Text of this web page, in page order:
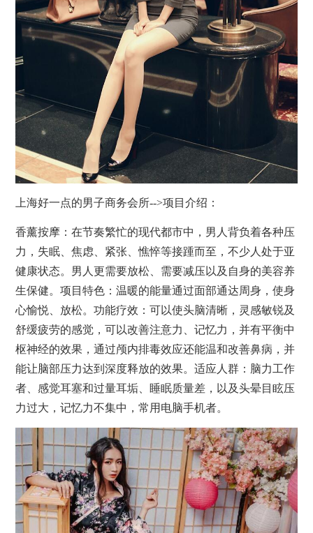
上海好一点的男子商务会所-->项目介绍：
香薰按摩 ：在节奏繁忙的现代都市中，男人背负着各种压
力，失眠、焦虑、紧张、憔悴等接踵而至，不少人处于亚
健康状态。男人更需要放松、需要减压以及自身的美容养
生保健。项目特色：温暖的能量通过面部通达周身，使身
心愉悦、放松。功能疗效：可以使头脑清晰，灵感敏锐及
舒缓疲劳的感觉，可以改善注意力、记忆力，并有平衡中
枢神经的效果，通过颅内排毒效应还能温和改善鼻病，并
能让脑部压力达到深度释放的效果。适应人群：脑力工作
者、感觉耳塞和过量耳垢、睡眠质量差，以及头晕目眩压
力过大，记忆力不集中，常用电脑手机者。